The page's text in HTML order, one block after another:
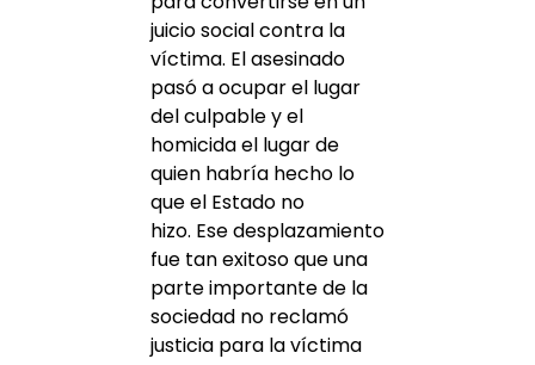
juicio social contra la
víctima. El asesinado
pasó a ocupar el lugar
del culpable y el
homicida el lugar de
quien habría hecho lo
que el Estado no
hizo. Ese desplazamiento
fue tan exitoso que una
parte importante de la
sociedad no reclamó
justicia para la víctima